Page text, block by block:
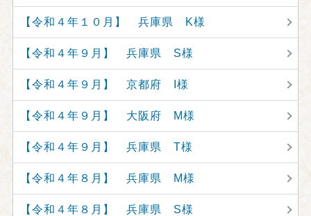
【令和４年１０月】 兵庫県 K様
【令和４年９月】 兵庫県 S様
【令和４年９月】 京都府 I様
【令和４年９月】 大阪府 M様
【令和４年９月】 兵庫県 T様
【令和４年８月】 兵庫県 M様
【令和４年８月】 兵庫県 S様